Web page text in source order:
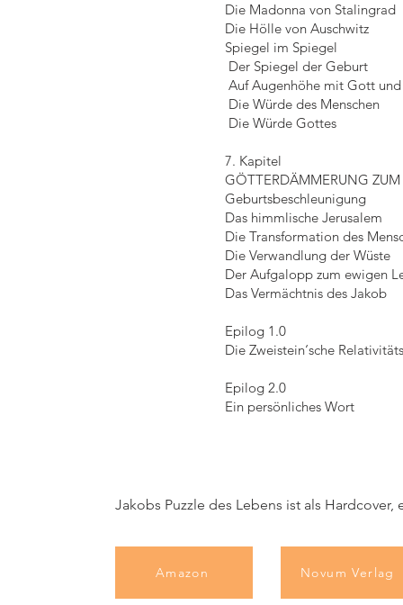
Die Madonna von Stalingrad
Die Hölle von Auschwitz
Spiegel im Spiegel
Der Spiegel der Geburt
Auf Augenhöhe mit Gott
Die Würde des Menschen
Die Würde Gottes
7. Kapitel
GÖTTERDÄMMERUNG
Geburtsbeschleunigung
Das himmlische Jerusalem
Die Transformation des
Die Verwandlung der Wüste
Der Aufgalopp zum ewigen
Das Vermächtnis des Jakob
Epilog 1.0
Die Zweistein‘sche
Epilog 2.0
Ein persönliches Wort
Jakobs Puzzle des Lebens ist als
Amazon Novum Verlag